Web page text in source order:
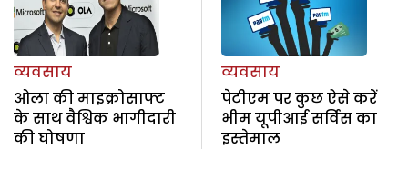
व्यवसाय
ओला की माइक्रोसाफ्ट
के साथ वैश्विक भागीदारी
की घोषणा
व्यवसाय
पेटीएम पर कुछ ऐसे करें
भीम यूपीआई सर्विस का
इस्तेमाल